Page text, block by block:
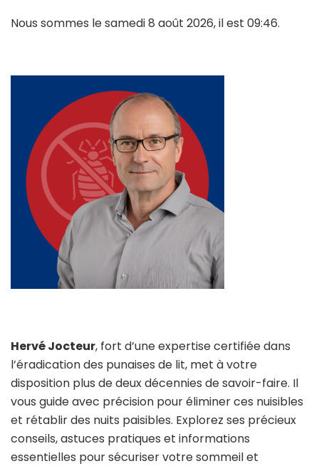
Nous sommes le samedi 8 août 2026, il est 09:46.
Hervé Jocteur, fort d’une expertise certifiée dans
l’éradication des punaises de lit, met à votre
disposition plus de deux décennies de savoir-faire. Il
vous guide avec précision pour éliminer ces nuisibles
et rétablir des nuits paisibles. Explorez ses précieux
conseils, astuces pratiques et informations
essentielles pour sécuriser votre sommeil et